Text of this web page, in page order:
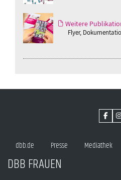
Weitere
Flyer,
dbb.de Presse Mediathek
DBB FRAUEN